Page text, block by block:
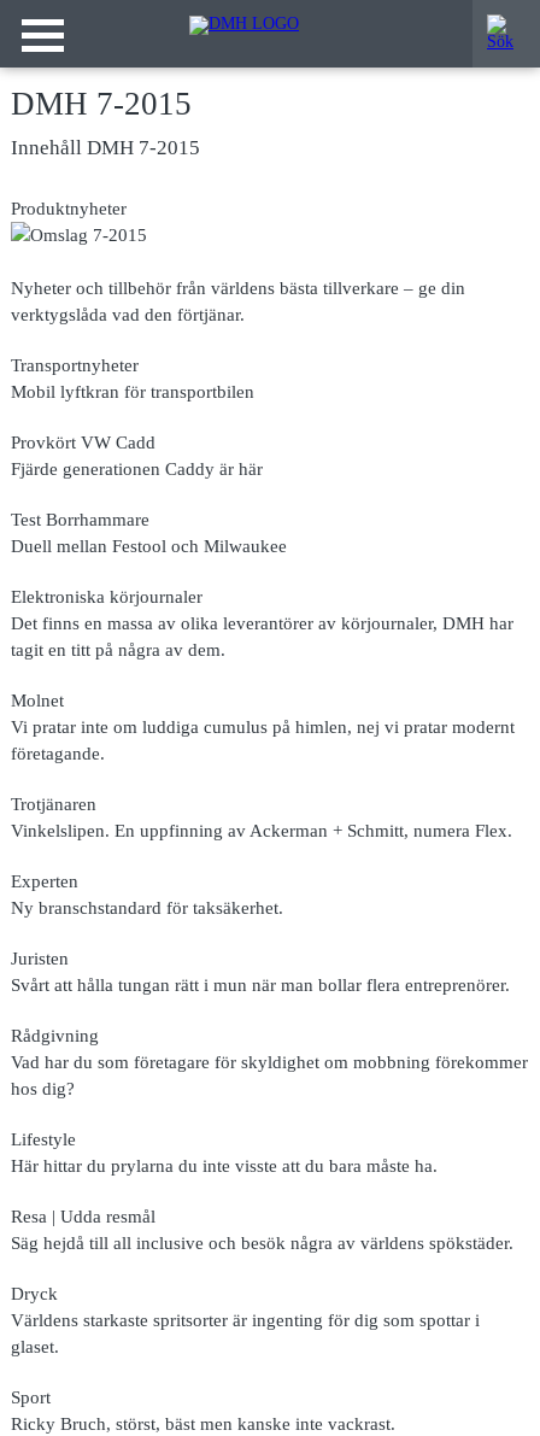
DMH 7-2015
Innehåll DMH 7-2015
Produktnyheter
Nyheter och tillbehör från världens bästa tillverkare – ge din
verktygslåda vad den förtjänar.
Transportnyheter
Mobil lyftkran för transportbilen
Provkört VW Cadd
Fjärde generationen Caddy är här
Test Borrhammare
Duell mellan Festool och Milwaukee
Elektroniska körjournaler
Det finns en massa av olika leverantörer av körjournaler, DMH har
tagit en titt på några av dem.
Molnet
Vi pratar inte om luddiga cumulus på himlen, nej vi pratar modernt
företagande.
Trotjänaren
Vinkelslipen. En uppfinning av Ackerman + Schmitt, numera Flex.
Experten
Ny branschstandard för taksäkerhet.
Juristen
Svårt att hålla tungan rätt i mun när man bollar flera entreprenörer.
Rådgivning
Vad har du som företagare för skyldighet om mobbning förekommer
hos dig?
Lifestyle
Här hittar du prylarna du inte visste att du bara måste ha.
Resa | Udda resmål
Säg hejdå till all inclusive och besök några av världens spökstäder.
Dryck
Världens starkaste spritsorter är ingenting för dig som spottar i
glaset.
Sport
Ricky Bruch, störst, bäst men kanske inte vackrast.